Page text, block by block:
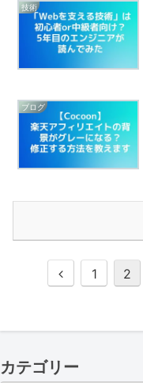
技術
ブログ
前
1 2
カテゴリー